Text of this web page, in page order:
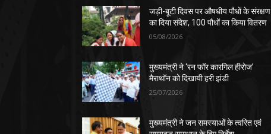
जड़ी-बूटी दिवस पर औषधीय पौधों के संरक्षण
का दिया संदेश, 100 पौधों का किया वितरण
05/08/2026
मुख्यमंत्री ने ‘रन फॉर कारगिल हीरोज’
मैराथॉन को दिखायी हरी झंडी
25/07/2026
मुख्यमंत्री ने जन समस्याओं के त्वरित एवं